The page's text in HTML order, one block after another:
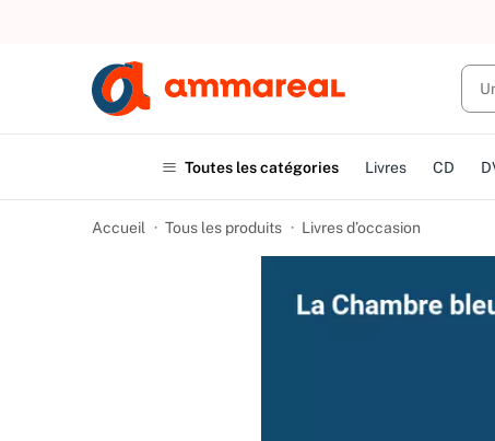
UN
Toutes les catégories Livres CD
Accueil Tous les produits Livres d’occasion